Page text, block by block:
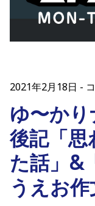
2021年2月18日
ゆ〜か
後記「思
た話」&
うえお作